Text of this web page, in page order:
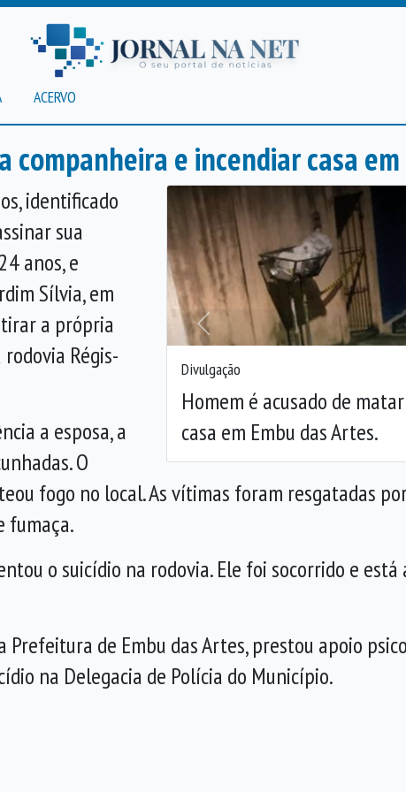
ACERVO
companheira e incendiar casa
Divulgação
Homem é acusado de
casa em Embu das Artes.
Anterior
identificado
sua
anos, e
Sílvia, em
tirar a própria
Régis-
a esposa, a
O
fogo no local. As vítimas foram resgatadas
fumaça.
o suicídio na rodovia. Ele foi socorrido e
Prefeitura de Embu das Artes, prestou apoio
na Delegacia de Polícia do Município.